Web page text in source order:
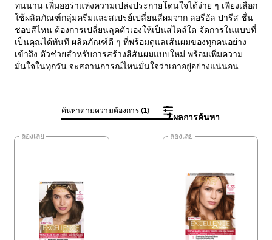
ทนนาน เพิ่มออร่าแห่งความเปล่งประกายโดนใจได้ง่าย ๆ เพียงเลือก
ใช้ผลิตภัณฑ์กลุ่มครีมและสเปรย์เปลี่ยนสีผมจาก ลอรีอัล ปารีส ชื่น
ชอบสีไหน ต้องการเปลี่ยนลุคตัวเองให้เป็นสไตล์ใด จัดการในแบบที่
เป็นคุณได้ทันที ผลิตภัณฑ์ดี ๆ ที่พร้อมดูแลเส้นผมของทุกคนอย่าง
เข้าถึง ตัวช่วยสำหรับการสร้างสีสันผมแบบใหม่ พร้อมเพิ่มความ
มั่นใจในทุกวัน จะสถานการณ์ไหนมั่นใจว่าเอาอยู่อย่างแน่นอน
7 ผลการค้นหา
ค้นหาตามความต้องการ (1)
ลองเลย ลองเลย